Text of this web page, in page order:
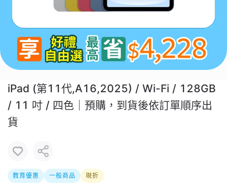
iPad (第11代,A16,2025) / Wi-Fi / 128GB
/ 11 吋 / 四色｜預購，到貨後依訂單順序出
貨
教育優惠 一般商品 現折